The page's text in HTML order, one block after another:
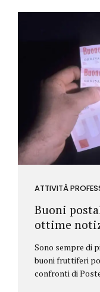
ATTIVITÀ
Buoni
ottime
Sono sempre di
buoni fruttiferi
confronti di